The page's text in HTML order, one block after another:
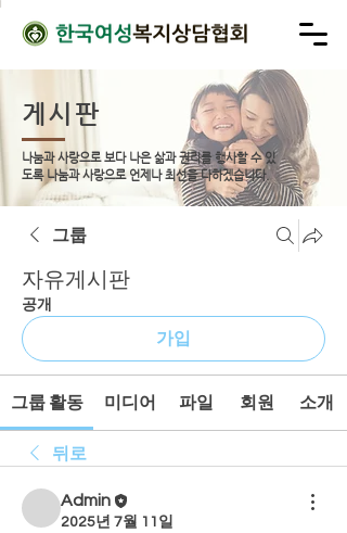
게시판
나눔과 사랑으로 보다 나은 삶과 권리를 행사할 수 있
도록 나눔과 사랑으로 언제나 최선을 다하겠습니다.
그룹
자유게시판
공개
가입
그룹 활동 미디어 파일 회원 소개
뒤로
Admin
2025년 7월 11일